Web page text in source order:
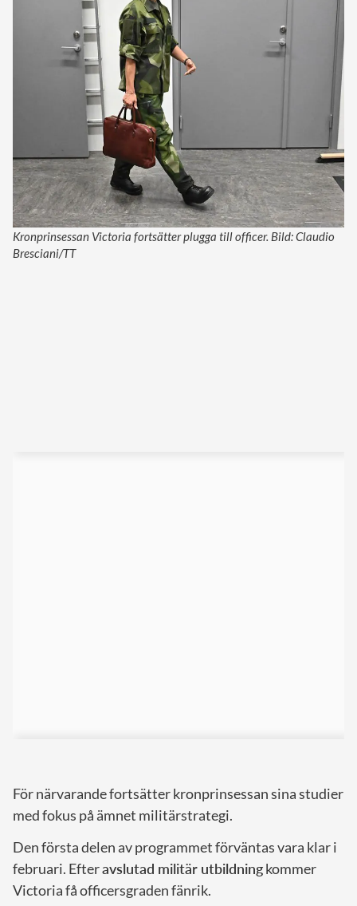
Kronprinsessan Victoria fortsätter plugga till officer. Bild: Claudio
Bresciani/TT
För närvarande fortsätter kronprinsessan sina studier
med fokus på ämnet militärstrategi.
Den första delen av programmet förväntas vara klar i
februari. Efteravslutad militär utbildningkommer
Victoria få officersgraden fänrik.